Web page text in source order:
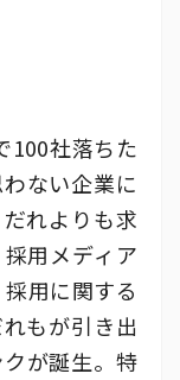
100社落ちた
ない企業に
れよりも求
用メディア
用に関する
もが引き出
が誕生。特